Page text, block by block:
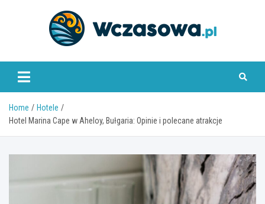
www.wczasowa.pl
Home
Hotele
Hotel Marina Cape w Aheloy, Bułgaria: Opinie i polecane atrakcje